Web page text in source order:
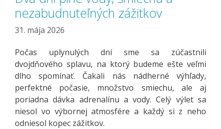
nezabudnuteľných zážitkov
31. mája 2026
Počas uplynulých dní sme sa zúčastnili
dvojdňového splavu, na ktorý budeme ešte veľmi
dlho spomínať. Čakali nás nádherné výhľady,
perfektné počasie, množstvo smiechu, ale aj
poriadna dávka adrenalínu a vody. Celý výlet sa
niesol vo výbornej atmosfére a každý si z neho
odniesol kopec zážitkov.